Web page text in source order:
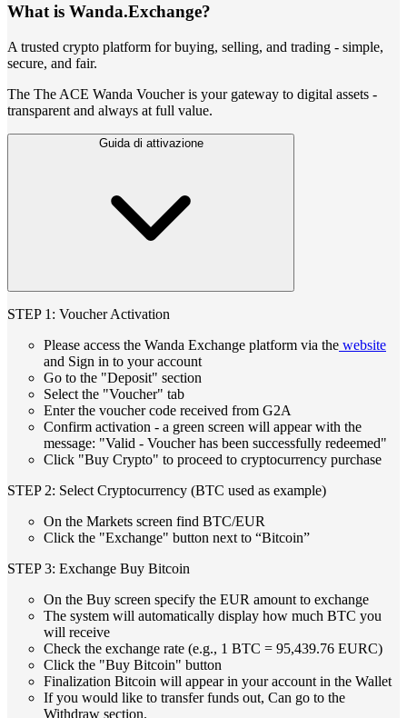
What is Wanda.Exchange?
A trusted crypto platform for buying, selling, and trading - simple,
secure, and fair.
The The ACE Wanda Voucher is your gateway to digital assets -
transparent and always at full value.
Guida di attivazione
STEP 1: Voucher Activation
Please access the Wanda Exchange platform via the website
and Sign in to your account
Go to the "Deposit" section
Select the "Voucher" tab
Enter the voucher code received from G2A
Confirm activation - a green screen will appear with the
message: "Valid - Voucher has been successfully redeemed"
Click "Buy Crypto" to proceed to cryptocurrency purchase
STEP 2: Select Cryptocurrency (BTC used as example)
On the Markets screen find BTC/EUR
Click the "Exchange" button next to “Bitcoin”
STEP 3: Exchange Buy Bitcoin
On the Buy screen specify the EUR amount to exchange
The system will automatically display how much BTC you
will receive
Check the exchange rate (e.g., 1 BTC = 95,439.76 EURC)
Click the "Buy Bitcoin" button
Finalization Bitcoin will appear in your account in the Wallet
If you would like to transfer funds out, Can go to the
Withdraw section.